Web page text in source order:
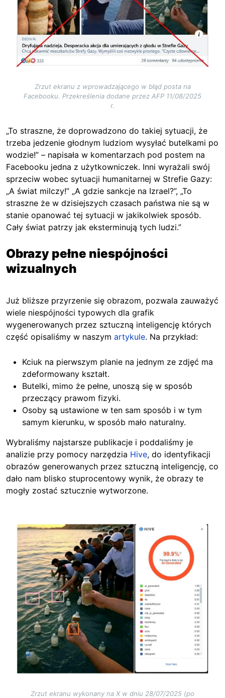
Zrzut ekranu z wprowadzającego w błąd posta na
Facebooku. Przekreślenia dodane przez AFP 11/08/2025
r.
„To straszne, że doprowadzono do takiej sytuacji, że
trzeba jedzenie głodnym ludziom wysyłać butelkami po
wodzie!” – napisała w komentarzach pod postem na
Facebooku jedna z użytkowniczek. Inni wyrażali swój
sprzeciw wobec sytuacji humanitarnej w Strefie Gazy:
„A świat milczy!” „A gdzie sankcje na Izrael?”, „To
straszne że w dzisiejszych czasach państwa nie są w
stanie opanować tej sytuacji w jakikolwiek sposób.
Cały świat patrzy jak eksterminują tych ludzi.”
Obrazy pełne niespójności
wizualnych
Już bliższe przyrzenie się obrazom, pozwala zauważyć
wiele niespójności typowych dla grafik
wygenerowanych przez sztuczną inteligencję których
część opisaliśmy w naszym artykule. Na przykład:
Kciuk na pierwszym planie na jednym ze zdjęć ma
zdeformowany kształt.
Butelki, mimo że pełne, unoszą się w sposób
przeczący prawom fizyki.
Osoby są ustawione w ten sam sposób i w tym
samym kierunku, w sposób mało naturalny.
Wybraliśmy najstarsze publikacje i poddaliśmy je
analizie przy pomocy narzędzia Hive, do identyfikacji
obrazów generowanych przez sztuczną inteligencję, co
dało nam blisko stuprocentowy wynik, że obrazy te
mogły zostać sztucznie wytworzone.
Image
Zrzut ekranu wykonany na X w dniu 28/07/2025 (po